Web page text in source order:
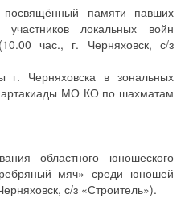
памяти павших
участников локальных войн
час., г. Черняховск, с/з
г. Черняховска в зональных
МО КО по шахматам
областного юношеского
мяч» среди юношей
с/з «Строитель»).